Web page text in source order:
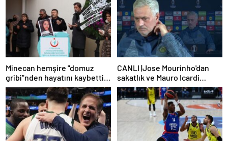
Minecan hemşire "domuz
gribi"nden hayatını kaybetti –
Haberler | Sağlık Haberleri
CANLI |Jose Mourinho'dan
sakatlık ve Mauro Icardi
yanıtı! 'Kimse dokunamaz!'